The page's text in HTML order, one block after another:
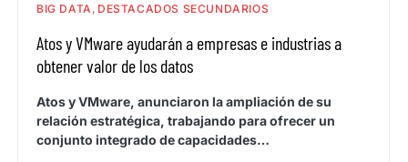
BIG DATA DESTACADOS SECUNDARIOS
Atos y VMware ayudarán a empresas e industrias a
obtener valor de los datos
Atos y VMware, anunciaron la ampliación de su
relación estratégica, trabajando para ofrecer un
conjunto integrado de capacidades…